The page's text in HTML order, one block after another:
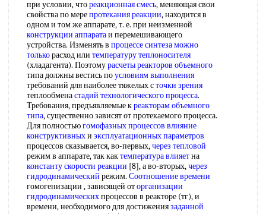
при условии, чтореакционная смесь, меняющая свои
свойства по мерепротекания реакции, находится в
одном и том же аппарате, т. е. при неизменной
конструкции аппаратаи перемешивающего
устройства. Изменять в процессе синтезаможно
толькорасход или температуру теплоносителя
(хладагента). Поэтомурасчеты реакторов объемного
типа должны вестись поусловиям выполнения
требований для наиболее тяжелых сточки зрения
теплообменастадий технологического процесса.
Требования, предъявляемые креакторам объемного
типа, существенно зависят от протекаемого процесса.
Для полностьюгомофазных процессов влияние
конструктивныхи эксплуатационных параметров
процессов сказывается, во-первых,через тепловой
режим в аппарате, так кактемпература влияетна
константу скорости реакции [8], а во-вторых,через
гидродинамический режим. Соотношение времени
гомогенизации , зависящей оторганизации
гидродинамическихпроцессов в реакторе (тг), и
времени, необходимого для достижениязаданной